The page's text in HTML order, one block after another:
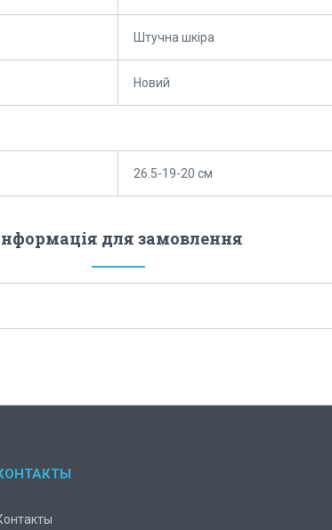
Штучна шкіра
Новий
26.5-19-20 см
для замовлення